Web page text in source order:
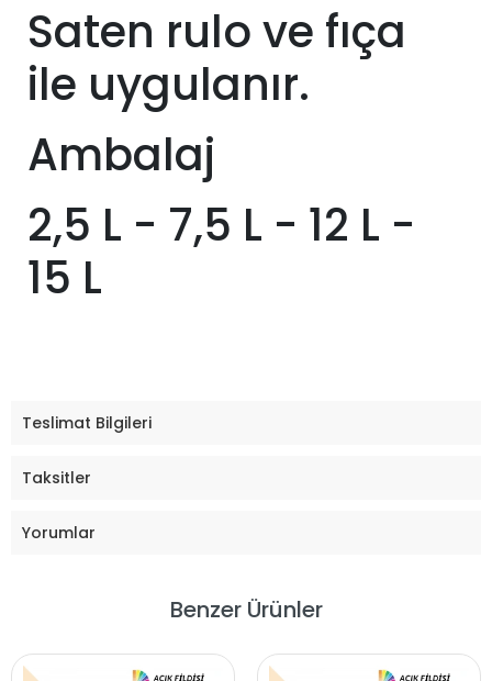
Saten rulo ve fıça
ile uygulanır.
Ambalaj
2,5 L - 7,5 L - 12 L -
15 L
Teslimat Bilgileri
Taksitler
Yorumlar
Benzer Ürünler